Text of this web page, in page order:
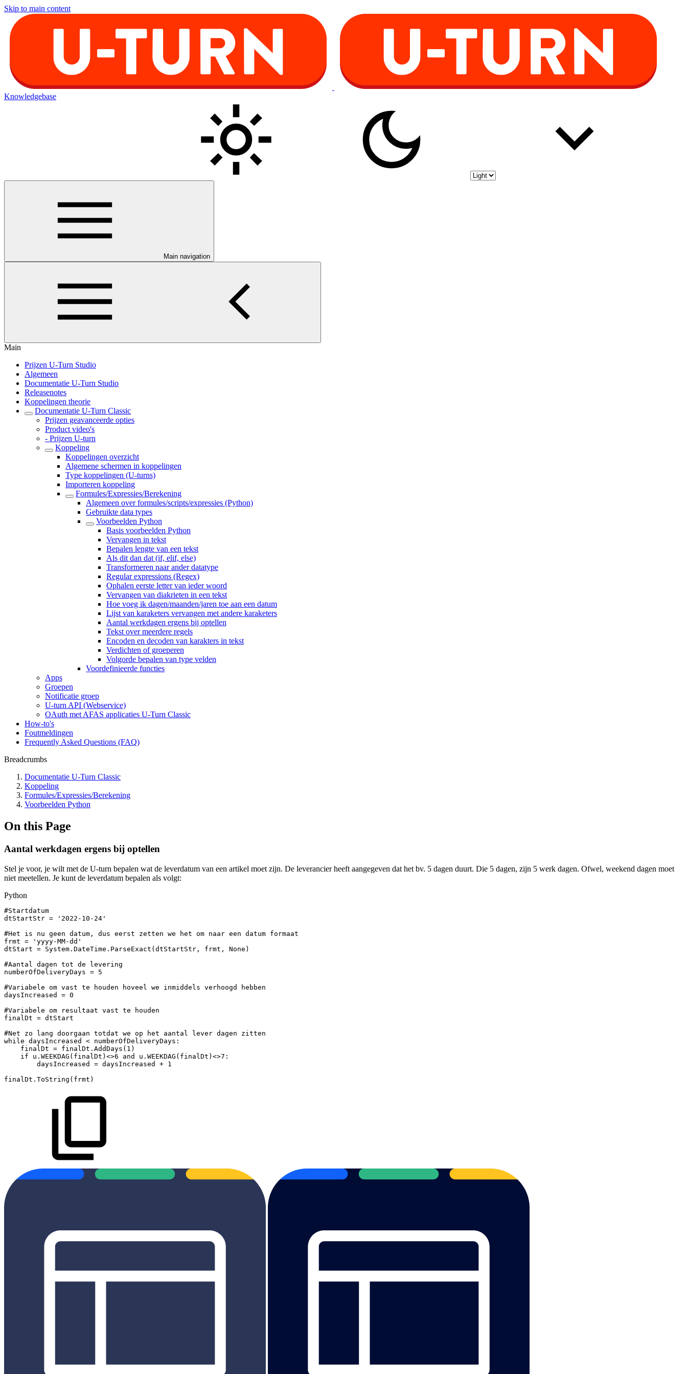
Skip to main content
Knowledgebase
Main navigation
Main
Prijzen U-Turn Studio
Algemeen
Documentatie U-Turn Studio
Releasenotes
Koppelingen theorie
Documentatie U-Turn Classic
Prijzen geavanceerde opties
Product video's
- Prijzen U-turn
Koppeling
Koppelingen overzicht
Algemene schermen in koppelingen
Type koppelingen (U-turns)
Importeren koppeling
Formules/Expressies/Berekening
Algemeen over formules/scripts/expressies (Python)
Gebruikte data types
Voorbeelden Python
Basis voorbeelden Python
Vervangen in tekst
Bepalen lengte van een tekst
Als dit dan dat (if, elif, else)
Transformeren naar ander datatype
Regular expressions (Regex)
Ophalen eerste letter van ieder woord
Vervangen van diakrieten in een tekst
Hoe voeg ik dagen/maanden/jaren toe aan een datum
Lijst van karaketers vervangen met andere karaketers
Aantal werkdagen ergens bij optellen
Tekst over meerdere regels
Encoden en decoden van karakters in tekst
Verdichten of groeperen
Volgorde bepalen van type velden
Voordefinieerde functies
Apps
Groepen
Notificatie groep
U-turn API (Webservice)
OAuth met AFAS applicaties U-Turn Classic
How-to's
Foutmeldingen
Frequently Asked Questions (FAQ)
Breadcrumbs
Documentatie U-Turn Classic
Koppeling
Formules/Expressies/Berekening
Voorbeelden Python
On this Page
Aantal werkdagen ergens bij optellen
Stel je voor, je wilt met de U-turn bepalen wat de leverdatum van een artikel moet zijn. De leverancier heeft aangegeven dat het bv. 5 dagen duurt. Die 5 dagen, zijn 5 werk dagen. Ofwel, weekend dagen moet
niet meetellen. Je kunt de leverdatum bepalen als volgt:
Python
#Startdatum
dtStartStr =
'2022-10-24'
#Het
is nu geen datum, dus eerst zetten we het om naar een datum formaat
frmt =
'yyyy-MM-dd'
dtStart = System . DateTime . ParseExact (dtStartStr , frmt , None )
#Aantal
dagen tot de
levering
numberOfDeliveryDays = 5
#Variabele om vast te houden hoveel we inmiddels verhoogd
hebben
daysIncreased
= 0
#Variabele om resultaat vast te
houden
finalDt = dtStart
#Net
zo lang doorgaan totdat we op het aantal lever dagen
zitten
while daysIncreased < numberOfDeliveryDays :
finalDt = finalDt . AddDays ( 1 )
if
u . WEEKDAG ( finalDt ) <>6 and u . WEEKDAG ( finalDt ) <>7 :
daysIncreased
= daysIncreased + 1
finalDt . ToString ( frmt )